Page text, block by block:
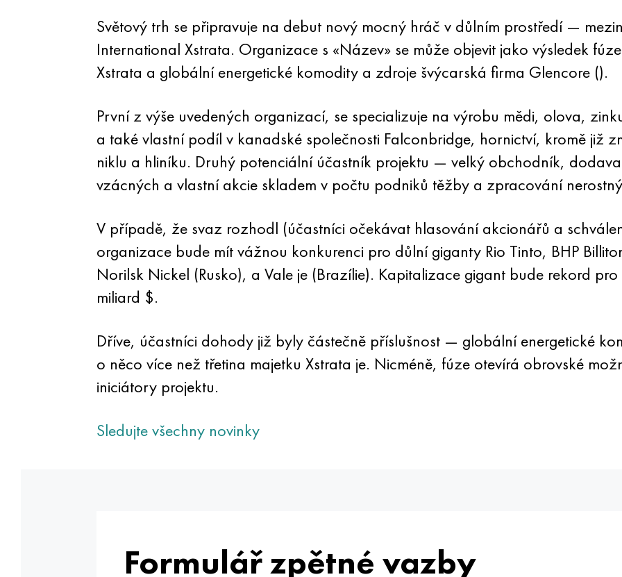
Světový trh se připravuje na debut nový mocný hráč v důlním prostředí —
International Xstrata. Organizace s «Název» se může objevit jako výsledek
Xstrata a globální energetické komodity a zdroje švýcarská firma Glencore ().
První z výše uvedených organizací, se specializuje na výrobu mědi, olova,
a také vlastní podíl v kanadské společnosti Falconbridge, hornictví, kromě již
niklu a hliníku. Druhý potenciální účastník projektu — velký obchodník,
vzácných a vlastní akcie skladem v počtu podniků těžby a zpracování
V případě, že svaz rozhodl (účastníci očekávat hlasování akcionářů a
organizace bude mít vážnou konkurenci pro důlní giganty Rio Tinto, BHP
Norilsk Nickel (Rusko), a Vale je (Brazílie). Kapitalizace gigant bude rekord
miliard $.
Dříve, účastníci dohody již byly částečně příslušnost — globální energetické
o něco více než třetina majetku Xstrata je. Nicméně, fúze otevírá obrovské
iniciátory projektu.
Sledujte všechny novinky
Formulář zpětné vazby